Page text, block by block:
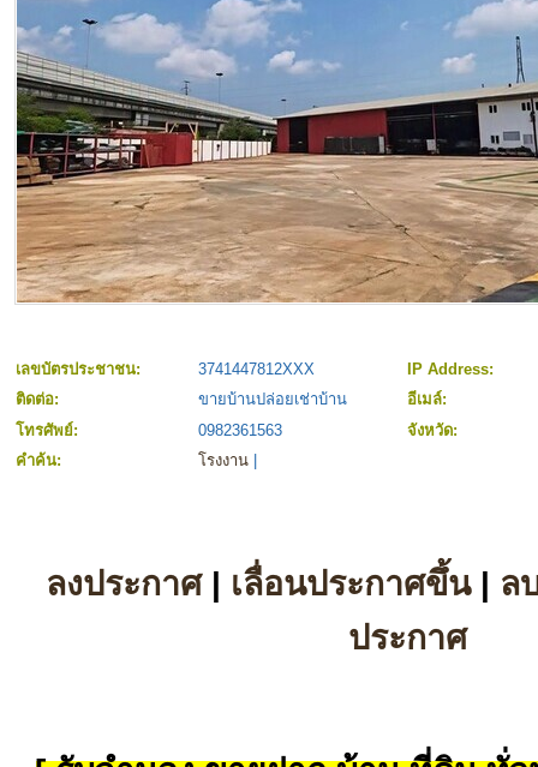
เลขบัตรประชาชน: 3741447812XXX
IP Address:
ติดต่อ:
ขายบ้านปล่อยเช่าบ้าน
อีเมล์:
โทรศัพย์:
0982361563
จังหวัด:
คำค้น:
โรงงาน
ลงประกาศ| เลื่อนประกาศขึ้น| ล
ประกาศ